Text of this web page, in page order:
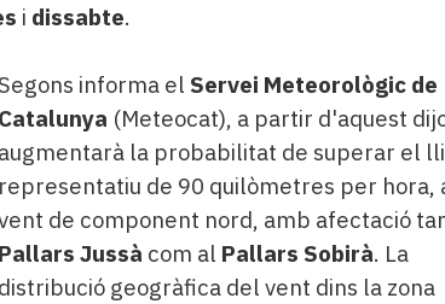
i dissabte.
informa el Servei Meteorològic de
Catalunya (Meteocat), a partir d'aquest
augmentarà la probabilitat de superar el
representatiu de 90 quilòmetres per hora,
de component nord, amb afectació
Pallars Jussà com al Pallars Sobirà. La
distribució geogràfica del vent dins la zona